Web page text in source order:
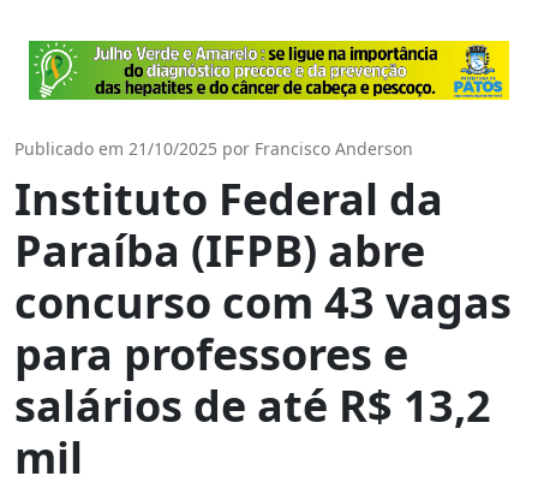
Publicado em 21/10/2025 por Francisco Anderson
Instituto Federal da
Paraíba (IFPB) abre
concurso com 43 vagas
para professores e
salários de até R$ 13,2
mil